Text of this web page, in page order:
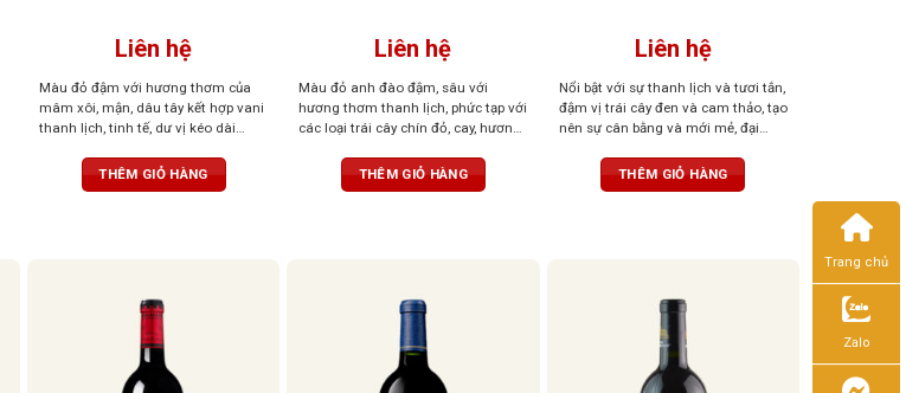
Liên hệ
Màu đỏ đậm với hương thơm của
mâm xôi, mận, dâu tây kết hợp vani
thanh lịch, tinh tế, dư vị kéo dài
THÊM GIỎ HÀNG
Liên hệ
Màu đỏ anh đào đậm, sâu với
hương thơm thanh lịch, phức tạp với
các loại trái cây chín đỏ, cay, hương
tập trung vị tannin tao nhã, vững
chắc, dư vị kéo dài bền bỉ
THÊM GIỎ HÀNG
Liên hệ
Nổi bật với sự thanh lịch và tươi tắn,
đậm vị trái cây đen và cam thảo, tạo
nên sự cân bằng và mới mẻ, đại
THÊM GIỎ HÀNG
Trang chủ
Zalo